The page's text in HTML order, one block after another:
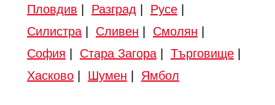
Пловдив
Разград Русе|
Силистра| Сливен Смолян
София
Стара Загора| Търговище|
Хасково| Шумен Ямбол